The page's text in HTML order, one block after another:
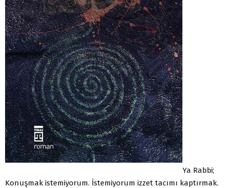
Ya Rabbi;
Konuşmak istemiyorum. İstemiyorum izzet tacımı kaptırmak.